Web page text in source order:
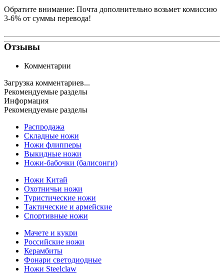
Обратите внимание: Почта дополнительно возьмет комиссию
3-6% от суммы перевода!
Отзывы
Комментарии
Загрузка комментариев...
Рекомендуемые разделы
Информация
Рекомендуемые разделы
Распродажа
Складные ножи
Ножи флипперы
Выкидные ножи
Ножи-бабочки (балисонги)
Ножи Китай
Охотничьи ножи
Туристические ножи
Тактические и армейские
Спортивные ножи
Мачете и кукри
Российские ножи
Керамбиты
Фонари светодиодные
Ножи Steelclaw